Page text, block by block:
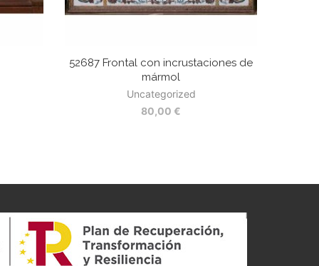
52687 Frontal con incrustaciones de
mármol
Uncategorized
80,00 €